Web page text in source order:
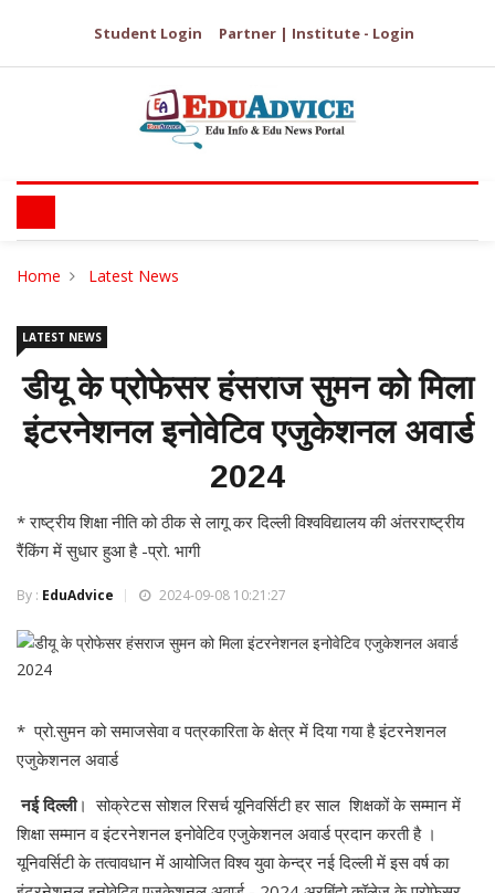
Student Login Partner | Institute - Login
Home Latest News
LATEST NEWS
डीयू के प्रोफेसर हंसराज सुमन को मिला
इंटरनेशनल इनोवेटिव एजुकेशनल अवार्ड
2024
* राष्ट्रीय शिक्षा नीति को ठीक से लागू कर दिल्ली विश्वविद्यालय की अंतरराष्ट्रीय
रैंकिंग में सुधार हुआ है -प्रो. भागी
By : EduAdvice 2024-09-08 10:21:27
* प्रो.सुमन को समाजसेवा व पत्रकारिता के क्षेत्र में दिया गया है इंटरनेशनल
एजुकेशनल अवार्ड
नई दिल्ली। सोक्रेटस सोशल रिसर्च यूनिवर्सिटी हर साल शिक्षकों के सम्मान में
शिक्षा सम्मान व इंटरनेशनल इनोवेटिव एजुकेशनल अवार्ड प्रदान करती है ।
यूनिवर्सिटी के तत्वावधान में आयोजित विश्व युवा केन्द्र नई दिल्ली में इस वर्ष का